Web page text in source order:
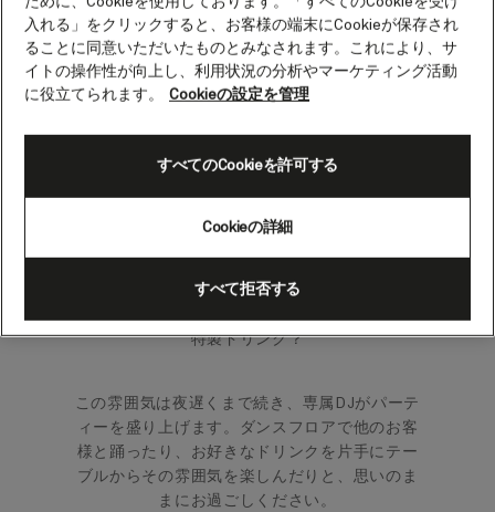
一日中ご利用いただけるこのエリアは、広々と
水平線を描く海や、遠くに見える太陽が降り注
ぐ街など、素晴らしい眺望をお楽しみいただけ
る魅力的な空間です。常にエンターテイメント
を生み出すヨット・クラブでは、昼間はコーヒ
音楽に心を動かしたりと、さまざまにお過ごし
いただけます。
ーに様変わりします。安定のオールド・ファッ
特製ドリンク？
この雰囲気は夜遅くまで続き、専属DJがパーテ
ィーを盛り上げます。ダンスフロアで他のお客
様と踊ったり、お好きなドリンクを片手にテー
ブルからその雰囲気を楽しんだりと、思いのま
まにお過ごしください。
入れる」をクリックすると、お客様の端末にCookieが保存され
ることに同意いただいたものとみなされます。これにより、サ
イトの操作性が向上し、利用状況の分析やマーケティング活動
に役立てられます。
Cookieの設定を管理
Cookieの詳細
すべて拒否する
すべてのCookieを許可する